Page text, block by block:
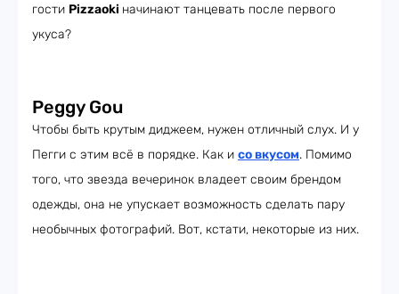
гости Pizzaoki начинают танцевать после первого
укуса?
Peggy Gou
Чтобы быть крутым диджеем, нужен отличный слух. И у
Пегги с этим всё в порядке. Как и со вкусом. Помимо
того, что звезда вечеринок владеет своим брендом
одежды, она не упускает возможность сделать пару
необычных фотографий. Вот, кстати, некоторые из них.